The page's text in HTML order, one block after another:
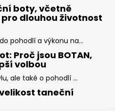
boty, včetně
dlouhou životnost
pohodlí a výkonu na...
Proč jsou BOTAN,
volbou
ale také o pohodlí ...
taneční